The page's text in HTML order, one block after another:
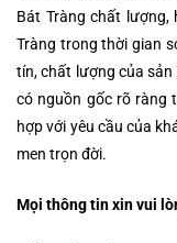
Bát Tràng chất
Tràng trong thời gian
tín, chất lượng của
có nguồn gốc rõ ràng
hợp với yêu cầu của
men trọn đời.
Mọi thông tin xin vui